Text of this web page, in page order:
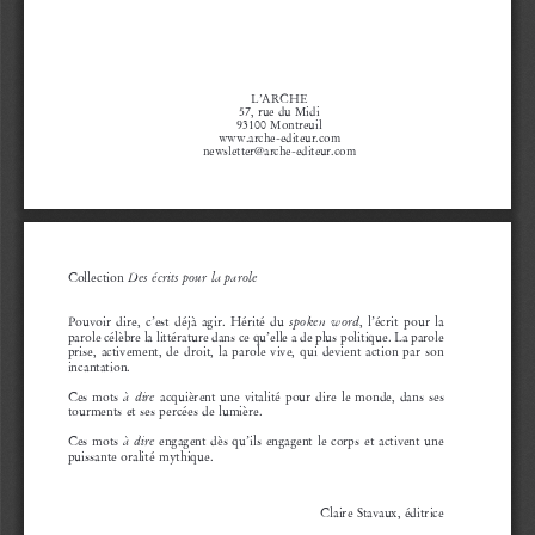
L’ARCHE
57,  rue  du  Midi
93100  Montreuil
www.arche-editeur.com
newsletter@arche-editeur.com
Collection
  Des  écrits  pour  la  parole
Pouvoir  dire,  c’est  déjà  agir.  Hérité  du spoken  word,  l’écrit  pour  la
parole célèbre la littérature dans ce qu’elle a de plus politique. La parole
prise,  activement,  de  droit,  la  parole  vive,  qui  devient  action  par  son
incantation.
Ces  mots à  dire
  acquièrent  une  vitalité  pour  dire  le  monde,  dans  ses
tourments  et  ses  percées  de  lumière.
Ces  mots à  dire
  engagent  dès  qu’ils  engagent  le  corps  et  activent  une
puissante  oralité  mythique.
Claire  Stavaux,  éditrice